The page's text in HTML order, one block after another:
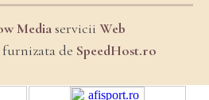
Mediaservicii Web
furnizata de SpeedHost.ro